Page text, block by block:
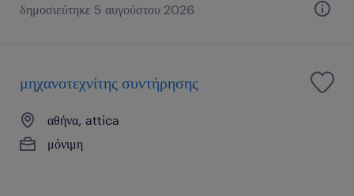
δημοσιεύτηκε 5 αυγούστου 2026
μηχανοτεχνίτης συντήρησης
αθήνα, attica
μόνιμη